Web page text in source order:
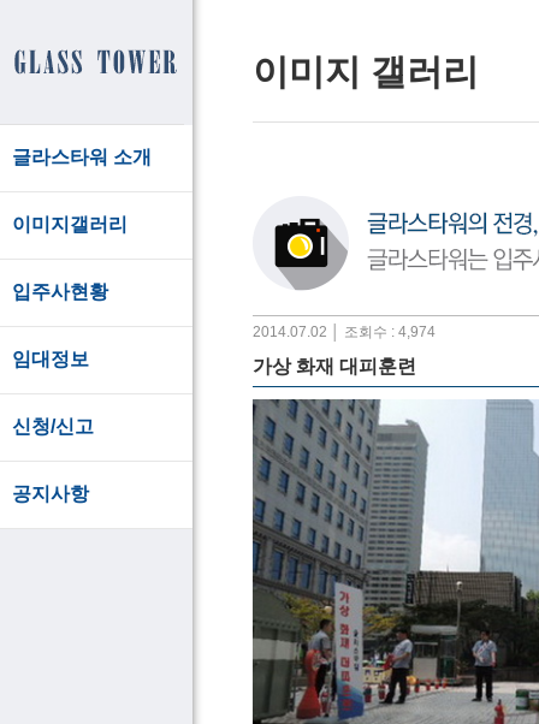
글라스타워 소개
이미지갤러리
입주사현황
임대정보
신청/신고
공지사항
이미지 갤러리
2014.07.02 │ 조회수 : 4,974
가상 화재 대피훈련